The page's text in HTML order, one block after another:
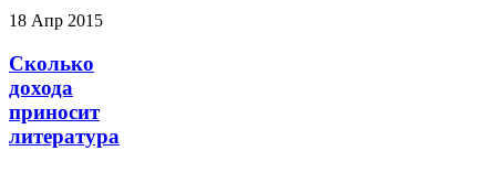
18 Апр 2015
Сколько
дохода
приносит
литература